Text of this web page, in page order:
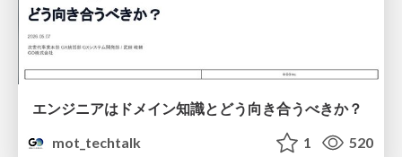
エンジニアはドメイン知識とどう向き合うべきか？
mot_techtalk
1 520